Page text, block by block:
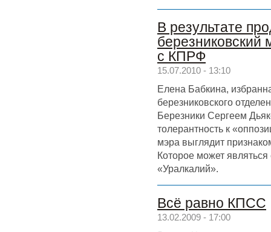
В результате
березниковский
с КПРФ
15.07.2010 - 13:10
Елена Бабкина,
березниковского
Березники Сергеем
толерантность к
мэра выглядит
Которое может
«Уралкалий».
Всё равно КПСС
13.02.2009 - 17:00